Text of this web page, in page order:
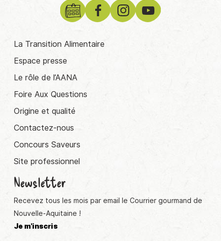
La Transition Alimentaire
Espace presse
Le rôle de l’AANA
Foire Aux Questions
Origine et qualité
Contactez-nous
Concours Saveurs
Site professionnel
Newsletter
Recevez tous les mois par email le Courrier gourmand de
Nouvelle-Aquitaine !
Je m'inscris